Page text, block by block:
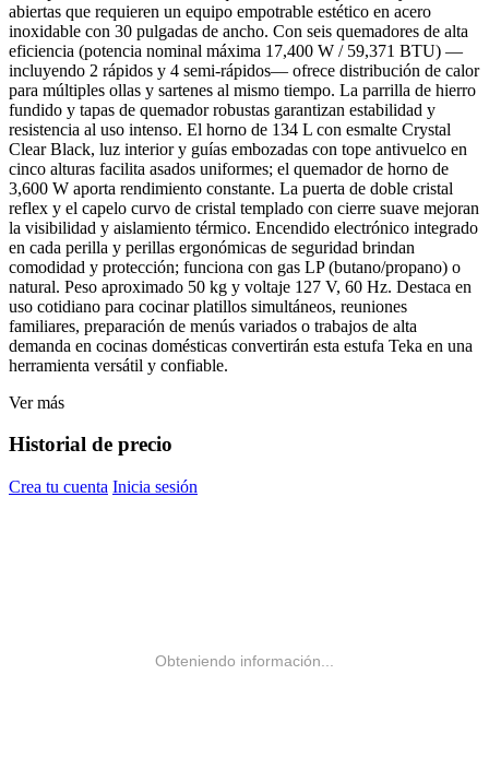
abiertas que requieren un equipo empotrable estético en acero
inoxidable con 30 pulgadas de ancho. Con seis quemadores de alta
eficiencia (potencia nominal máxima 17,400 W / 59,371 BTU) —
incluyendo 2 rápidos y 4 semi-rápidos— ofrece distribución de calor
para múltiples ollas y sartenes al mismo tiempo. La parrilla de hierro
fundido y tapas de quemador robustas garantizan estabilidad y
resistencia al uso intenso. El horno de 134 L con esmalte Crystal
Clear Black, luz interior y guías embozadas con tope antivuelco en
cinco alturas facilita asados uniformes; el quemador de horno de
3,600 W aporta rendimiento constante. La puerta de doble cristal
reflex y el capelo curvo de cristal templado con cierre suave mejoran
la visibilidad y aislamiento térmico. Encendido electrónico integrado
en cada perilla y perillas ergonómicas de seguridad brindan
comodidad y protección; funciona con gas LP (butano/propano) o
natural. Peso aproximado 50 kg y voltaje 127 V, 60 Hz. Destaca en
uso cotidiano para cocinar platillos simultáneos, reuniones
familiares, preparación de menús variados o trabajos de alta
demanda en cocinas domésticas convertirán esta estufa Teka en una
herramienta versátil y confiable.
Ver más
Historial de precio
Crea tu cuenta Inicia sesión
Obteniendo información...